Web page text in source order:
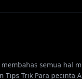
semua hal
Trik Para pecinta